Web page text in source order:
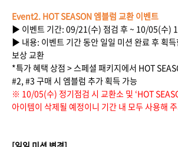
Event2. HOT SEASON 엠블럼 교환 이벤트
▶ 이벤트 기간: 09/21(수) 점검 후 ~ 10/05(수)
▶ 내용: 이벤트 기간 동안 일일 미션 완료 후 획
보상 교환
*특가 혜택 상점 > 스페셜 패키지에서 HOT
#2, #3 구매 시 엠블럼 추가 획득 가능
※ 10/05(수) 정기점검 시 교환소 및 ‘HOT
아이템이 삭제될 예정이니 기간 내 모두 사용해